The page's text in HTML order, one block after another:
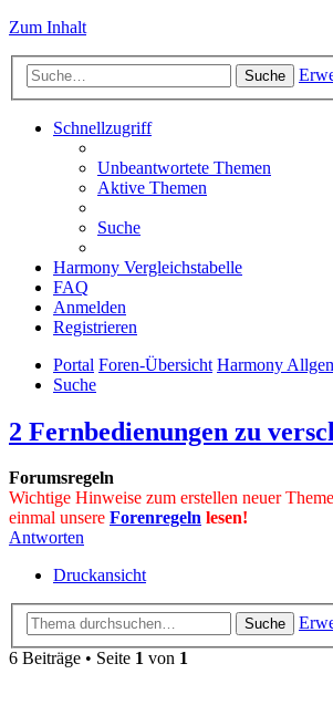
Zum Inhalt
Suche
Schnellzugriff
Unbeantwortete Themen
Aktive Themen
Suche
Harmony Vergleichstabelle
FAQ
Anmelden
Registrieren
Portal Foren-Übersicht Harmony
Suche
2 Fernbedienungen zu
Forumsregeln
Wichtige Hinweise zum erstellen neuer
einmal unsere Forenregeln lesen!
Antworten
Druckansicht
Suche
6 Beiträge • Seite 1 von 1